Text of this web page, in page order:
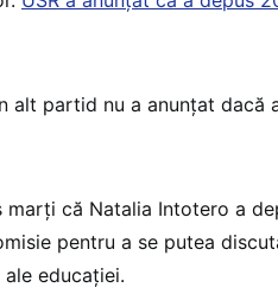
alt partid nu a anunțat dacă
marți că Natalia Intotero a
pentru a se putea
educației.